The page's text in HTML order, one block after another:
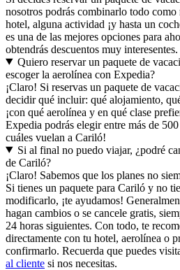
nosotros podrás combinarlo todo
hotel, alguna actividad ¡y hasta un
es una de las mejores opciones para
obtendrás descuentos muy
Quiero reservar un paquete de
escoger la aerolínea con Expedia?
¡Claro! Si reservas un paquete de
decidir qué incluir: qué alojamiento,
¡con qué aerolínea y en qué clase
Expedia podrás elegir entre más de
cuáles vuelan a Cariló!
Si al final no puedo viajar, ¿podré
de Cariló?
¡Claro! Sabemos que los planes no
Si tienes un paquete para Cariló y no
modificarlo, ¡te ayudamos!
hagan cambios o se cancele gratis,
24 horas siguientes. Con todo, te
directamente con tu hotel, aerolínea o
confirmarlo. Recuerda que puedes
al cliente si nos necesitas.